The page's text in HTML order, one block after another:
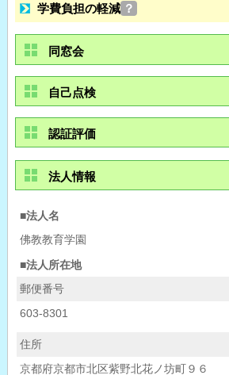
学費負担の軽減 ？
同窓会
自己点検
認証評価
法人情報
■法人名
佛教教育学園
■法人所在地
郵便番号
603-8301
住所
京都府京都市北区紫野北花ノ坊町９６